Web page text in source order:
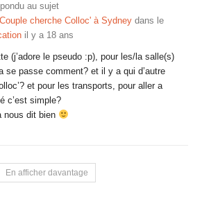
au sujet
cherche Colloc' à Sydney dans le
il y a 18 ans
(j’adore le pseudo :p), pour les/la salle(s)
se passe comment? et il y a qui d’autre
et pour les transports, pour aller a
c’est simple?
nous dit bien
En afficher davantage